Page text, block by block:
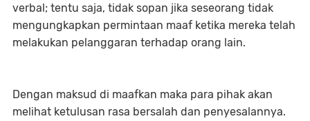
verbal; tentu saja, tidak sopan jika seseorang tidak
mengungkapkan permintaan maaf ketika mereka telah
melakukan pelanggaran terhadap orang lain.
Dengan maksud di maafkan maka para pihak akan
melihat ketulusan rasa bersalah dan penyesalannya.